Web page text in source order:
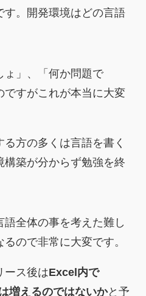
す。開発環境はどの言語
ょ」、「何か問題で
ですがこれが本当に大変
方の多くは言語を書く
構築が分からず勉強を終
全体の事を考えた難し
ので非常に大変です。
ース後はExcel内で
増えるのではないかと予